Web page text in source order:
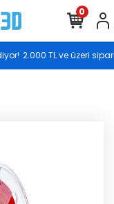
aynı gün
2.000 TL ve üzeri
0